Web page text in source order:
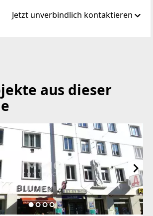
Jetzt unverbindlich kontaktieren
aus dieser